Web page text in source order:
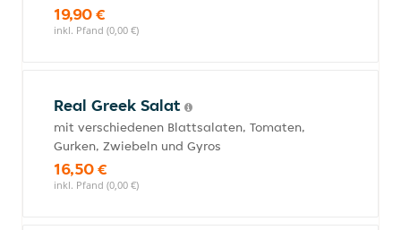
19,90 €
inkl. Pfand (0,00 €)
Real Greek Salat
mit verschiedenen Blattsalaten, Tomaten,
Gurken, Zwiebeln und Gyros
16,50 €
inkl. Pfand (0,00 €)